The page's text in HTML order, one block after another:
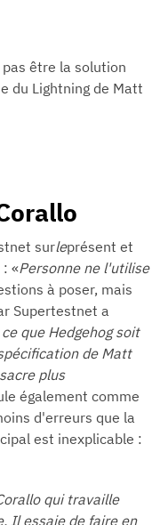
être la solution
du Lightning de Matt
surleprésent et
«Personne ne l'utilise
à poser, mais
Supertestnet a
que Hedgehog soit
de Matt
plus
également comme
d'erreurs que la
est inexplicable :
qui travaille
Il essaie de faire en